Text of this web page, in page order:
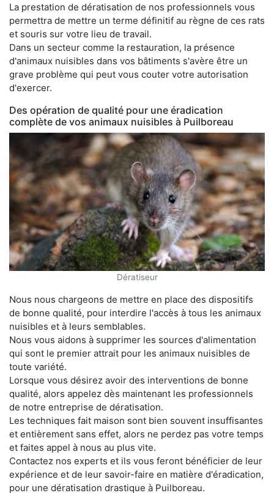
La prestation de dératisation de nos professionnels vous
permettra de mettre un terme définitif au règne de ces rats
et souris sur votre lieu de travail.
Dans un secteur comme la restauration, la présence
d'animaux nuisibles dans vos bâtiments s'avère être un
grave problème qui peut vous couter votre autorisation
d'exercer.
Des opération de qualité pour une éradication
complète de vos animaux nuisibles à Puilboreau
Dératiseur
Nous nous chargeons de mettre en place des dispositifs
de bonne qualité, pour interdire l'accès à tous les animaux
nuisibles et à leurs semblables.
Nous vous aidons à supprimer les sources d'alimentation
qui sont le premier attrait pour les animaux nuisibles de
toute variété.
Lorsque vous désirez avoir des interventions de bonne
qualité, alors appelez dès maintenant les professionnels
de notre entreprise de dératisation.
Les techniques fait maison sont bien souvent insuffisantes
et entièrement sans effet, alors ne perdez pas votre temps
et faites appel à nous au plus vite.
Contactez nos experts et ils vous feront bénéficier de leur
expérience et de leur savoir-faire en matière d'éradication,
pour une dératisation drastique à Puilboreau.